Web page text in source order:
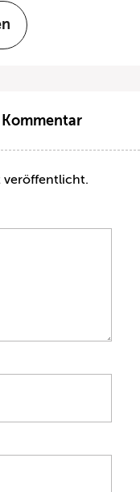
veröffentlicht.